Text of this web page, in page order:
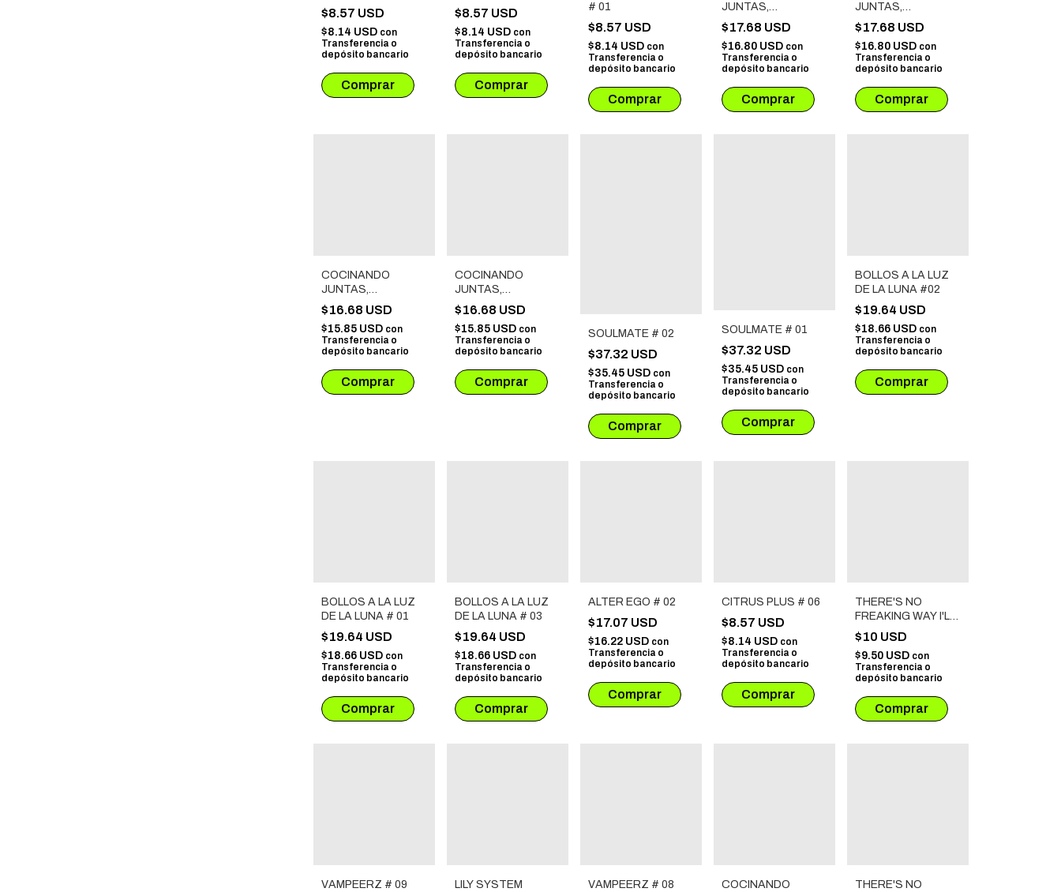
$8.57 USD
$8.14 USD con
Transferencia o
depósito bancario
$8.57 USD
$8.14 USD con
Transferencia o
depósito bancario
# 01
$8.57 USD
$8.14 USD con
Transferencia o
depósito bancario
JUNTAS,
COMIENDO
JUNTAS # 04
$17.68 USD
$16.80 USD con
Transferencia o
depósito bancario
JUNTAS,
COMIENDO
JUNTAS # 05
$17.68 USD
$16.80 USD con
Transferencia o
depósito bancario
COCINANDO
JUNTAS,
COMIENDO
JUNTAS # 02
$16.68 USD
$15.85 USD con
Transferencia o
depósito bancario
COCINANDO
JUNTAS,
COMIENDO
JUNTAS # 03
$16.68 USD
$15.85 USD con
Transferencia o
depósito bancario
SOULMATE # 02
$37.32 USD
$35.45 USD con
Transferencia o
depósito bancario
SOULMATE # 01
$37.32 USD
$35.45 USD con
Transferencia o
depósito bancario
BOLLOS A LA LUZ
DE LA LUNA #02
$19.64 USD
$18.66 USD con
Transferencia o
depósito bancario
BOLLOS A LA LUZ
DE LA LUNA # 01
$19.64 USD
$18.66 USD con
Transferencia o
depósito bancario
BOLLOS A LA LUZ
DE LA LUNA # 03
$19.64 USD
$18.66 USD con
Transferencia o
depósito bancario
ALTER EGO # 02
$17.07 USD
$16.22 USD con
Transferencia o
depósito bancario
CITRUS PLUS # 06
$8.57 USD
$8.14 USD con
Transferencia o
depósito bancario
THERE'S NO
FREAKING WAY I'LL
BE YOUR LOVER!
UNLESS # 05
$10 USD
$9.50 USD con
Transferencia o
depósito bancario
VAMPEERZ # 09 LILY SYSTEM VAMPEERZ # 08
COCINANDO
THERE'S NO